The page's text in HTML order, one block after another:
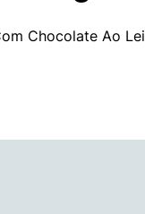
Chocolate Ao